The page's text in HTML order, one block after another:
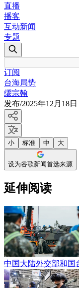
直播
播客
互动新闻
专题
订阅
台海局势
缪宗翰
发布/2025年12月18日
小 标准 中 大
设为谷歌新闻首选来源
延伸阅读
中国大陆外交部和国